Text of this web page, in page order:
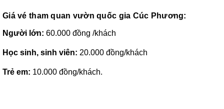
Giá vé tham quan vườn quốc gia Cúc Phương:
Người lớn: 60.000 đồng /khách
Học sinh, sinh viên: 20.000 đồng/khách
Trẻ em: 10.000 đồng/khách.